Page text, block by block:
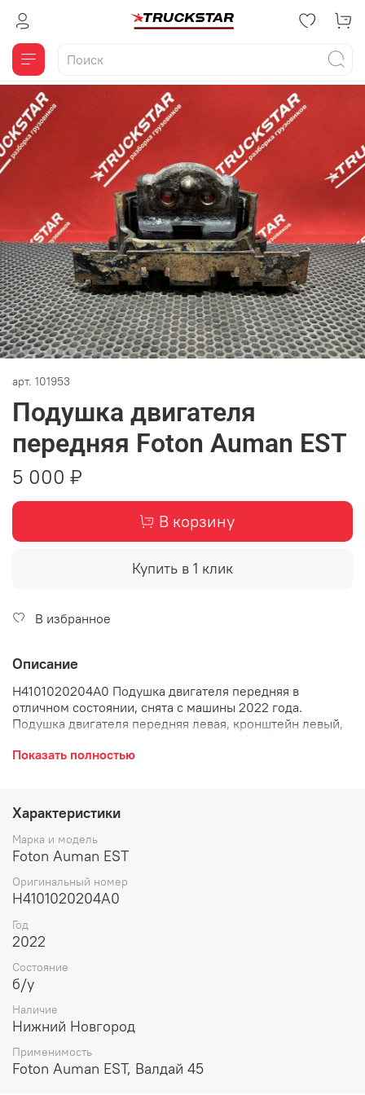
арт. 101953
Подушка двигателя
передняя Foton Auman EST
5 000 ₽
В корзину
Купить в 1 клик
В избранное
Описание
H4101020204A0 Подушка двигателя передняя в
отличном состоянии, снята с машины 2022 года.
Подушка двигателя передняя левая, кронштейн левый,
Показать полностью
Характеристики
Марка и модель
Foton Auman EST
Оригинальный номер
H4101020204A0
Год
2022
Состояние
б/у
Наличие
Нижний Новгород
Применимость
Foton Auman EST, Валдай 45